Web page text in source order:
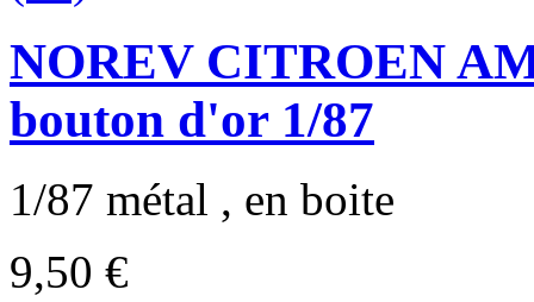
NOREV CITROEN
bouton d'or 1/87
1/87 métal , en boite
9,50 €